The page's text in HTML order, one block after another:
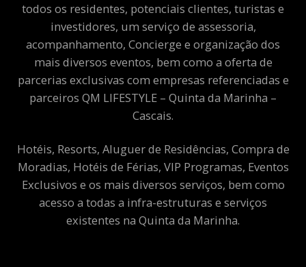
todos os residentes, potenciais clientes, turistas e
investidores, um serviço de assessoria,
acompanhamento, Concierge e organização dos
mais diversos eventos, bem como a oferta de
parcerias exclusivas com empresas referenciadas e
parceiros QM LIFESTYLE – Quinta da Marinha –
Cascais.
Hotéis, Resorts, Aluguer de Residências, Compra de
Moradias, Hotéis de Férias, VIP Programas, Eventos
Exclusivos e os mais diversos serviços, bem como
acesso a todas a infra-estruturas e serviços
existentes na Quinta da Marinha.